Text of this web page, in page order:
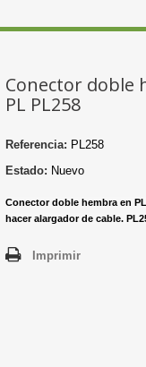
Conector doble
PL PL258
Referencia: PL258
Estado: Nuevo
Conector doble hembra en
hacer alargador de cable.
Imprimir